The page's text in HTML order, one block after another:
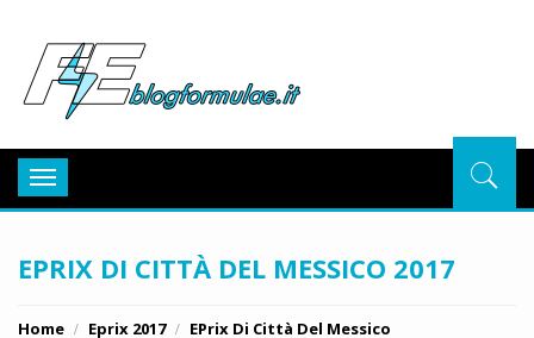
Toggle
navigation
EPRIX DI CITTÀ DEL MESSICO 2017
Home Eprix 2017
EPrix Di Città Del Messico